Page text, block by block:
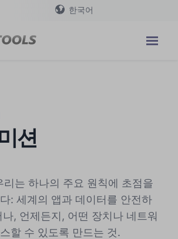
한국어
션
는 하나의 주요 원칙에 초점을
: 세계의 앱과 데이터를 안전하
나, 언제든지, 어떤 장치나 네트워
할 수 있도록 만드는 것.